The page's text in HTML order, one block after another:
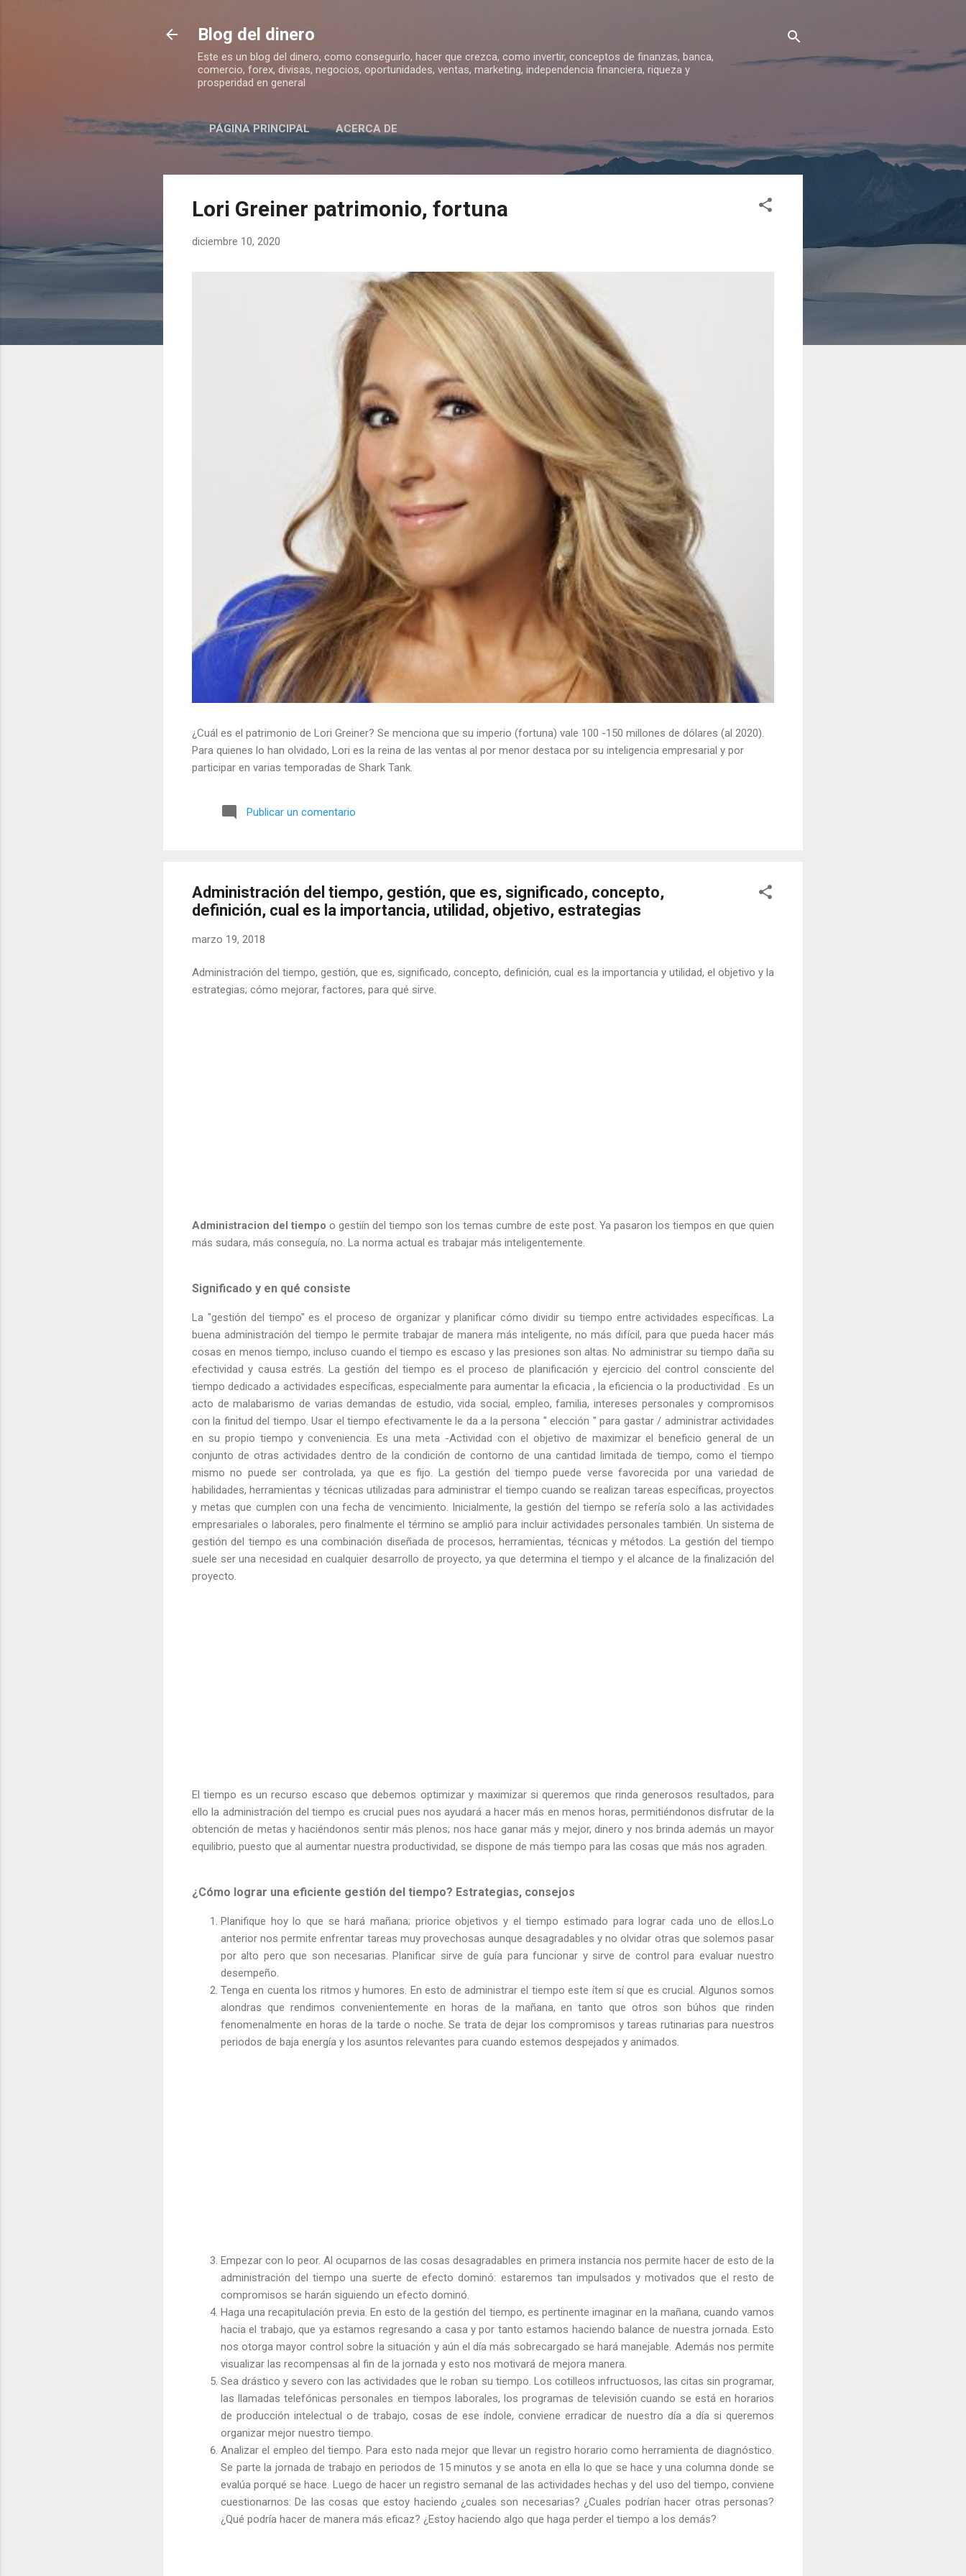
Blog del dinero
Este es un blog del dinero, como conseguirlo, hacer que crezca, como invertir, conceptos de finanzas, banca,
comercio, forex, divisas, negocios, oportunidades, ventas, marketing, independencia financiera, riqueza y
prosperidad en general
PÁGINA PRINCIPAL ACERCA DE
Lori Greiner patrimonio, fortuna
diciembre 10, 2020
¿Cuál es el patrimonio de Lori Greiner? Se menciona que su imperio (fortuna) vale 100 -150 millones de dólares (al 2020).
Para quienes lo han olvidado, Lori es la reina de las ventas al por menor destaca por su inteligencia empresarial y por
participar en varias temporadas de Shark Tank.
Publicar un comentario
Administración del tiempo, gestión, que es, significado, concepto,
definición, cual es la importancia, utilidad, objetivo, estrategias
marzo 19, 2018
Administración del tiempo, gestión, que es, significado, concepto, definición, cual es la importancia y utilidad, el objetivo y la
estrategias; cómo mejorar, factores, para qué sirve.
Administracion del tiempo o gestiín del tiempo son los temas cumbre de este post. Ya pasaron los tiempos en que quien
más sudara, más conseguía, no. La norma actual es trabajar más inteligentemente.
Significado y en qué consiste
La "gestión del tiempo" es el proceso de organizar y planificar cómo dividir su tiempo entre actividades específicas. La
buena administración del tiempo le permite trabajar de manera más inteligente, no más difícil, para que pueda hacer más
cosas en menos tiempo, incluso cuando el tiempo es escaso y las presiones son altas. No administrar su tiempo daña su
efectividad y causa estrés. La gestión del tiempo es el proceso de planificación y ejercicio del control consciente del
tiempo dedicado a actividades específicas, especialmente para aumentar la eficacia , la eficiencia o la productividad . Es un
acto de malabarismo de varias demandas de estudio, vida social, empleo, familia, intereses personales y compromisos
con la finitud del tiempo. Usar el tiempo efectivamente le da a la persona " elección " para gastar / administrar actividades
en su propio tiempo y conveniencia. Es una meta -Actividad con el objetivo de maximizar el beneficio general de un
conjunto de otras actividades dentro de la condición de contorno de una cantidad limitada de tiempo, como el tiempo
mismo no puede ser controlada, ya que es fijo. La gestión del tiempo puede verse favorecida por una variedad de
habilidades, herramientas y técnicas utilizadas para administrar el tiempo cuando se realizan tareas específicas, proyectos
y metas que cumplen con una fecha de vencimiento. Inicialmente, la gestión del tiempo se refería solo a las actividades
empresariales o laborales, pero finalmente el término se amplió para incluir actividades personales también. Un sistema de
gestión del tiempo es una combinación diseñada de procesos, herramientas, técnicas y métodos. La gestión del tiempo
suele ser una necesidad en cualquier desarrollo de proyecto, ya que determina el tiempo y el alcance de la finalización del
proyecto.
El tiempo es un recurso escaso que debemos optimizar y maximizar si queremos que rinda generosos resultados, para
ello la administración del tiempo es crucial pues nos ayudará a hacer más en menos horas, permitiéndonos disfrutar de la
obtención de metas y haciéndonos sentir más plenos; nos hace ganar más y mejor, dinero y nos brinda además un mayor
equilibrio, puesto que al aumentar nuestra productividad, se dispone de más tiempo para las cosas que más nos agraden.
¿Cómo lograr una eficiente gestión del tiempo? Estrategias, consejos
Planifique hoy lo que se hará mañana; priorice objetivos y el tiempo estimado para lograr cada uno de ellos.Lo
anterior nos permite enfrentar tareas muy provechosas aunque desagradables y no olvidar otras que solemos pasar
por alto pero que son necesarias. Planificar sirve de guía para funcionar y sirve de control para evaluar nuestro
desempeño.
Tenga en cuenta los ritmos y humores. En esto de administrar el tiempo este ítem sí que es crucial. Algunos somos
alondras que rendimos convenientemente en horas de la mañana, en tanto que otros son búhos que rinden
fenomenalmente en horas de la tarde o noche. Se trata de dejar los compromisos y tareas rutinarias para nuestros
periodos de baja energía y los asuntos relevantes para cuando estemos despejados y animados.
Empezar con lo peor. Al ocuparnos de las cosas desagradables en primera instancia nos permite hacer de esto de la
administración del tiempo una suerte de efecto dominó: estaremos tan impulsados y motivados que el resto de
compromisos se harán siguiendo un efecto dominó.
Haga una recapitulación previa. En esto de la gestión del tiempo, es pertinente imaginar en la mañana, cuando vamos
hacia el trabajo, que ya estamos regresando a casa y por tanto estamos haciendo balance de nuestra jornada. Esto
nos otorga mayor control sobre la situación y aún el día más sobrecargado se hará manejable. Además nos permite
visualizar las recompensas al fin de la jornada y esto nos motivará de mejora manera.
Sea drástico y severo con las actividades que le roban su tiempo. Los cotilleos infructuosos, las citas sin programar,
las llamadas telefónicas personales en tiempos laborales, los programas de televisión cuando se está en horarios
de producción intelectual o de trabajo, cosas de ese índole, conviene erradicar de nuestro día a día si queremos
organizar mejor nuestro tiempo.
Analizar el empleo del tiempo. Para esto nada mejor que llevar un registro horario como herramienta de diagnóstico.
Se parte la jornada de trabajo en periodos de 15 minutos y se anota en ella lo que se hace y una columna donde se
evalúa porqué se hace. Luego de hacer un registro semanal de las actividades hechas y del uso del tiempo, conviene
cuestionarnos: De las cosas que estoy haciendo ¿cuales son necesarias? ¿Cuales podrían hacer otras personas?
¿Qué podría hacer de manera más eficaz? ¿Estoy haciendo algo que haga perder el tiempo a los demás?